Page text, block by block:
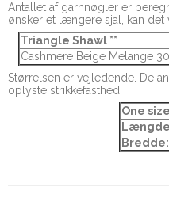
Antallet af garnnøgler er
ønsker et længere sjal, kan
Triangle Shawl **
Cashmere Beige Melange
Størrelsen er vejledende. De
oplyste strikkefasthed.
One size
Bredde: